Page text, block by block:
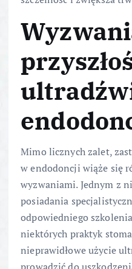
Mimo licznych zalet,
w endodoncji wiąże się
wyzwaniami. Jednym z
posiadania
odpowiedniego
niektórych praktyk
nieprawidłowe użycie
prowadzić do